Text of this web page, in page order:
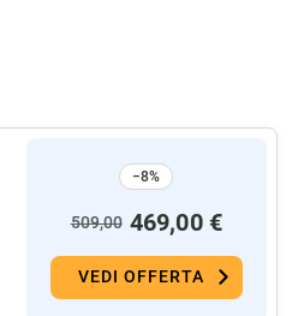
−8%
509,00 469,00 €
VEDI OFFERTA